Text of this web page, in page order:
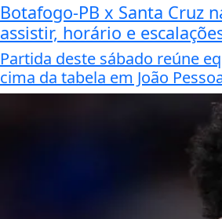
Botafogo-PB x Santa Cruz
assistir, horário e
Partida deste sábado reúne
cima da tabela em João